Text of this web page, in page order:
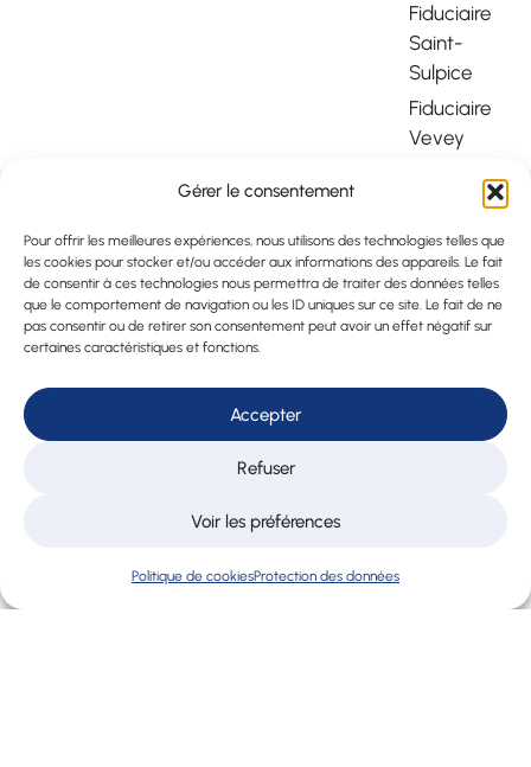
Gérer le consentement
Pour offrir les meilleures expériences, nous utilisons des technologies telles que
les cookies pour stocker et/ou accéder aux informations des appareils. Le fait
de consentir à ces technologies nous permettra de traiter des données telles
que le comportement de navigation ou les ID uniques sur ce site. Le fait de ne
pas consentir ou de retirer son consentement peut avoir un effet négatif sur
certaines caractéristiques et fonctions.
Accepter
Refuser
Voir les préférences
Politique de cookiesProtection des données
Fiduciaire
Saint-
Sulpice
Fiduciaire
Vevey
Fiduciaire
Montreux
Expert
Fiduciaire
en Suisse
Déclaration
Lausanne